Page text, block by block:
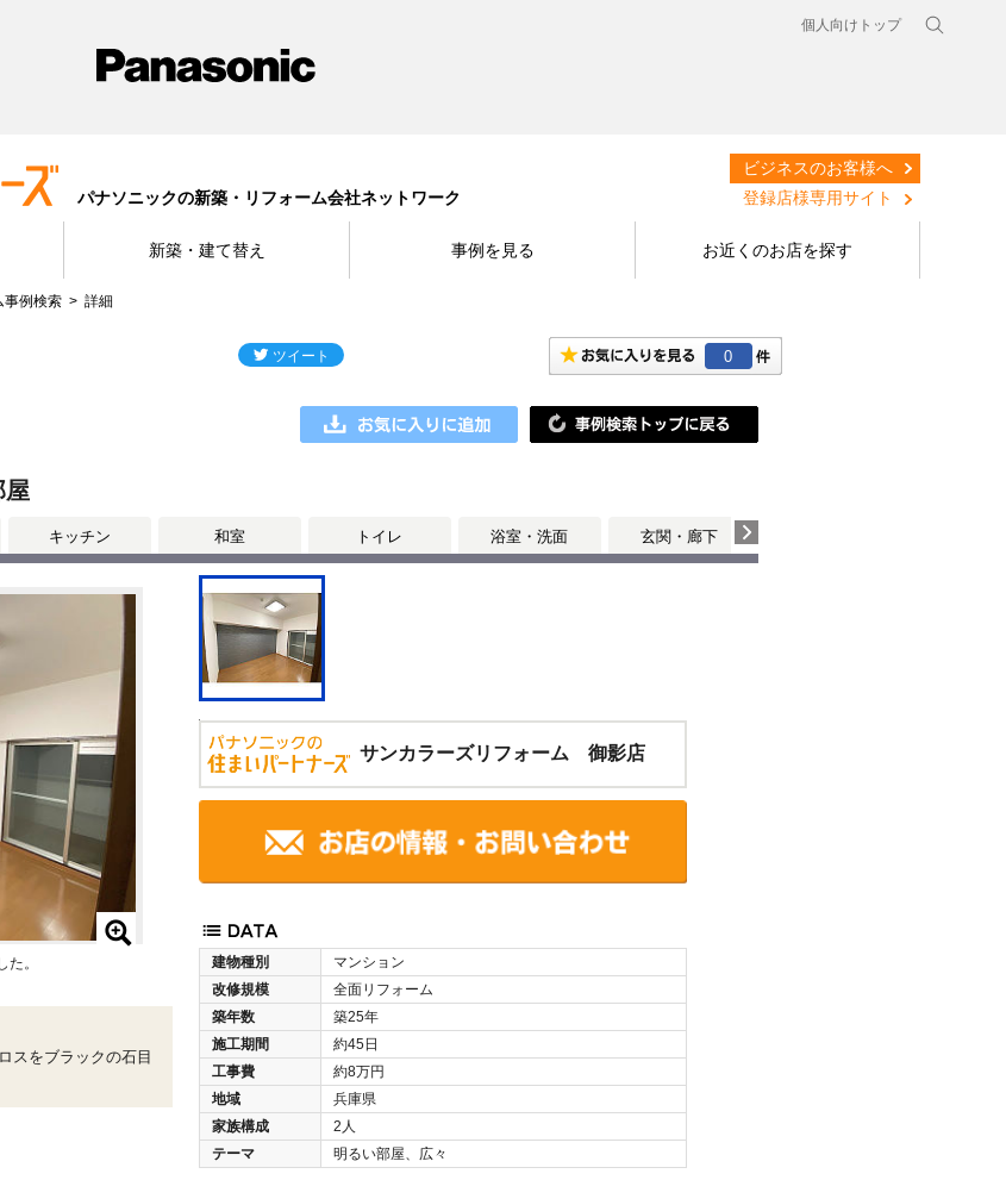
個人向けトップ
パナソニックの新築・リフォーム会社ネットワーク
ビジネスのお客様へ
登録店様専用サイト
新築・建て替え 事例を見る お近くのお店を探す
事例検索 詳細
0
屋
キッチン 和室 トイレ 浴室・洗面 玄関・廊下
サンカラーズリフォーム 御影店
建物種別
マンション
改修規模
全面リフォーム
築年数
築25年
施工期間
約45日
工事費
約8万円
地域
兵庫県
家族構成
2人
テーマ
明るい部屋、広々
。
スをブラックの石目